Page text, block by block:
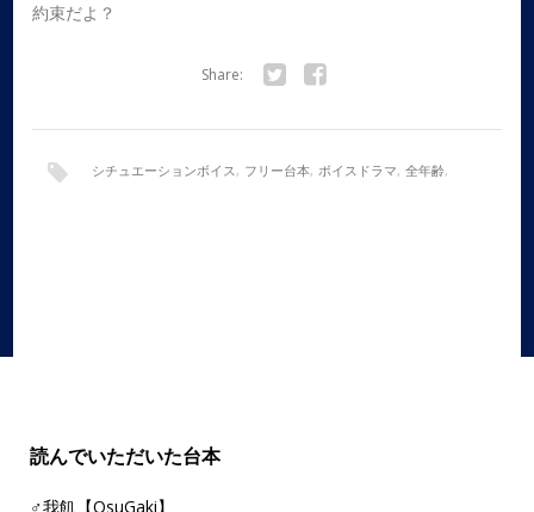
約束だよ？
Share:
シチュエーションボイス, フリー台本, ボイスドラマ, 全年齢,
読んでいただいた台本
♂我飢【OsuGaki】